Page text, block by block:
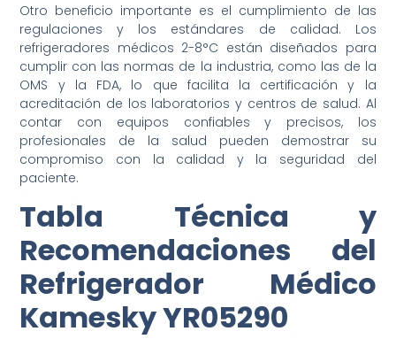
Otro beneficio importante es el cumplimiento de las
regulaciones y los estándares de calidad. Los
refrigeradores médicos 2-8°C están diseñados para
cumplir con las normas de la industria, como las de la
OMS y la FDA, lo que facilita la certificación y la
acreditación de los laboratorios y centros de salud. Al
contar con equipos confiables y precisos, los
profesionales de la salud pueden demostrar su
compromiso con la calidad y la seguridad del
paciente.
Tabla Técnica y
Recomendaciones del
Refrigerador Médico
Kamesky YR05290